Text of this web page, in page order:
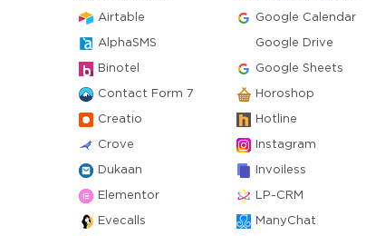
Airtable Google Calendar
AlphaSMS Google Drive
Binotel Google Sheets
Contact Form 7 Horoshop
Creatio Hotline
Crove Instagram
Dukaan Invoiless
Elementor LP-CRM
Evecalls ManyChat